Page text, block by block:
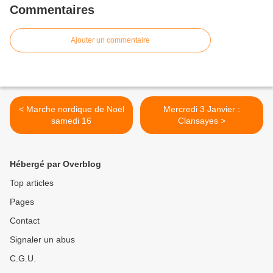
Commentaires
Ajouter un commentaire
< Marche nordique de Noël
samedi 16
Mercredi 3 Janvier :
Clansayes >
Hébergé par Overblog
Top articles
Pages
Contact
Signaler un abus
C.G.U.